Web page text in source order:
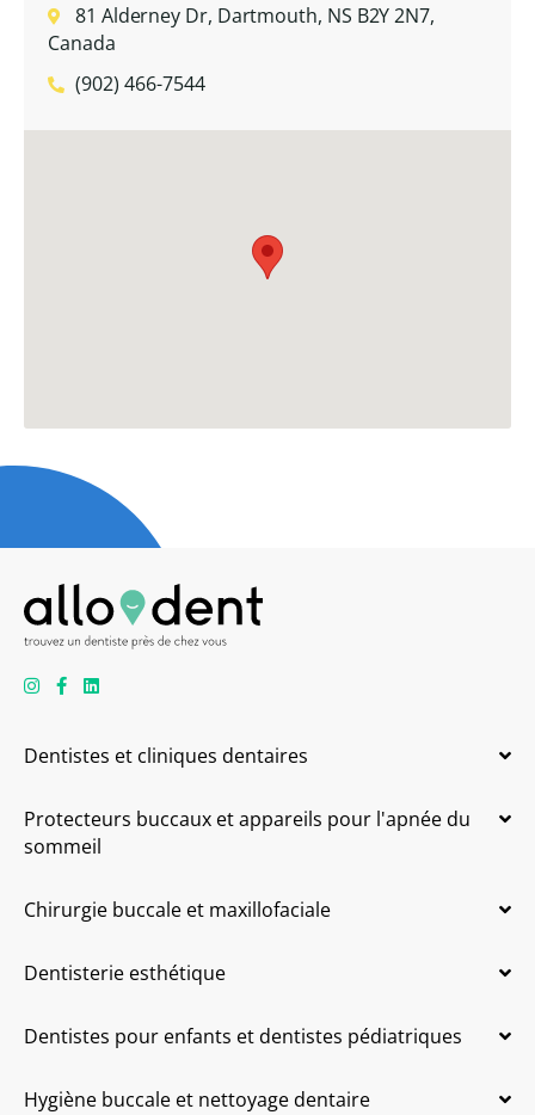
81 Alderney Dr, Dartmouth, NS B2Y 2N7,
Canada
(902) 466-7544
Dentistes et cliniques dentaires
Protecteurs buccaux et appareils pour l'apnée du
sommeil
Chirurgie buccale et maxillofaciale
Dentisterie esthétique
Dentistes pour enfants et dentistes pédiatriques
Hygiène buccale et nettoyage dentaire